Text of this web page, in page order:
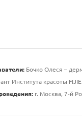
Бочко Олеся –
Института красоты
г. Москва, 7-й